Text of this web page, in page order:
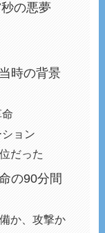
の悪夢
時の背景
ョン
だった
の90分間
か、攻撃か